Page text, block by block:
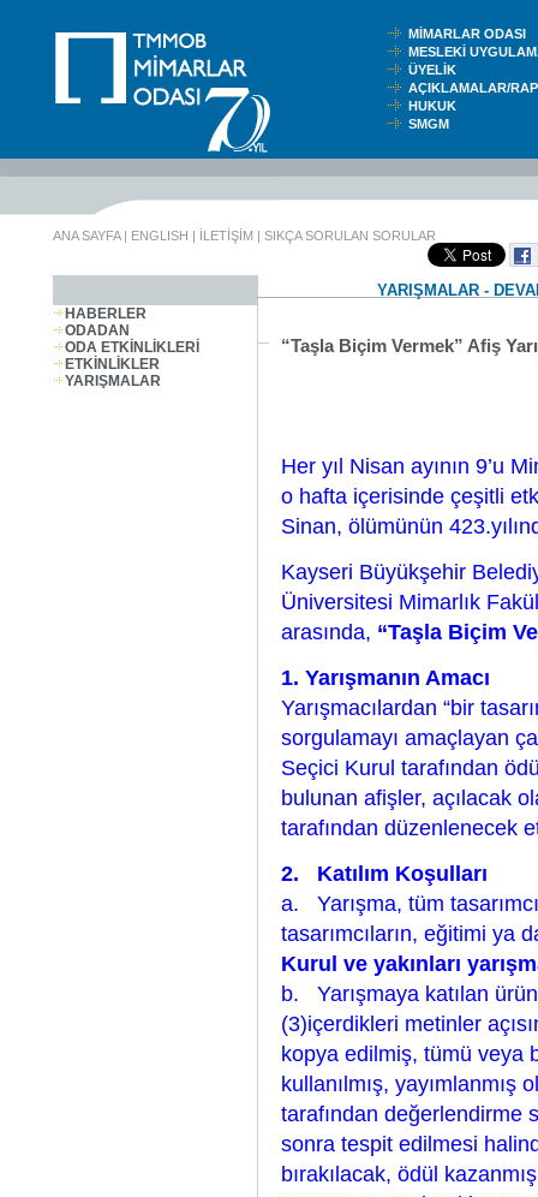
MİMARLAR ODASI
MESLEKİ
ÜYELİK
AÇIKLAMALAR/
HUKUK
SMGM
ANA SAYFA| ENGLISH | İLETİŞİM | SIKÇA SORULAN SORULAR
HABERLER
ODADAN
ODA ETKİNLİKLERİ
ETKİNLİKLER
YARIŞMALAR
YARIŞMALAR -
“Taşla Biçim Vermek” Afiş
Her yıl Nisan ayının 9’u
o hafta içerisinde çeşitli
Sinan, ölümünün
Kayseri Büyükşehir
Üniversitesi Mimarlık
arasında, “Taşla Biçim
1. Yarışmanın Amacı
Yarışmacılardan “bir
sorgulamayı amaçlayan
Seçici Kurul tarafından
bulunan afişler, açılacak
tarafından düzenlenecek
2. Katılım Koşulları
a. Yarışma, tüm
tasarımcıların, eğitimi ya
Kurul ve yakınları
b. Yarışmaya katılan
(3)içerdikleri metinler
kopya edilmiş, tümü veya
kullanılmış,
tarafından değerlendirme
sonra tespit edilmesi
bırakılacak, ödül